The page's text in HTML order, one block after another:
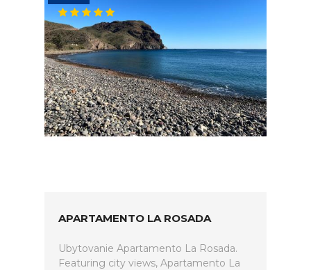
APARTAMENTO LA ROSADA
Ubytovanie Apartamento La Rosada.
Featuring city views, Apartamento La